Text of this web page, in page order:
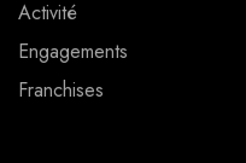
Activité
Engagements
Franchises